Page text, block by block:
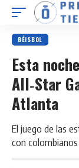
BÉISBOL
Esta
All‑Star
Atlanta
El juego de las
con